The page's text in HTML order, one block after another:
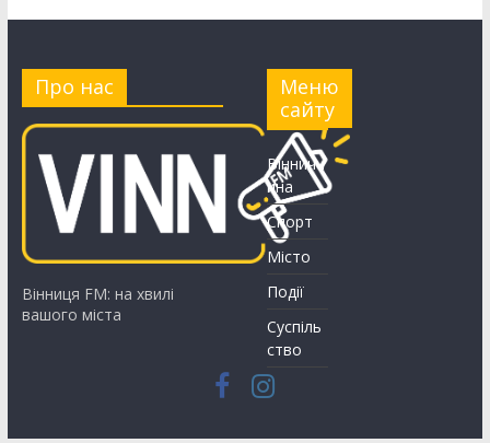
Про нас
Вінниця FM: на хвилі
вашого міста
Меню
сайту
Вінничч
ина
Спорт
Місто
Події
Суспіль
ство